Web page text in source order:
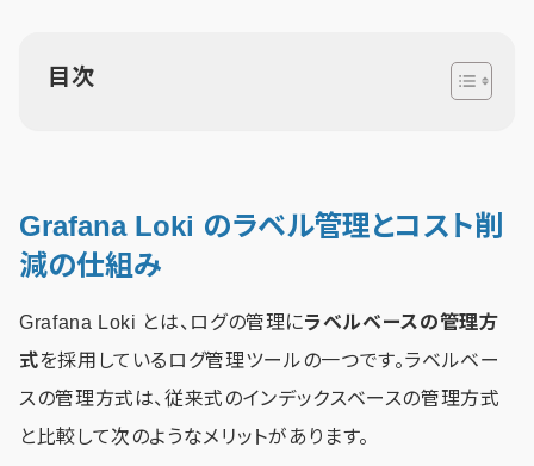
目次
Grafana Loki のラベル管理とコスト削
減の仕組み
Grafana Loki とは、ログの管理にラベルベースの管理方
式を採用しているログ管理ツールの一つです。ラベルベー
スの管理方式は、従来式のインデックスベースの管理方式
と比較して次のようなメリットがあります。